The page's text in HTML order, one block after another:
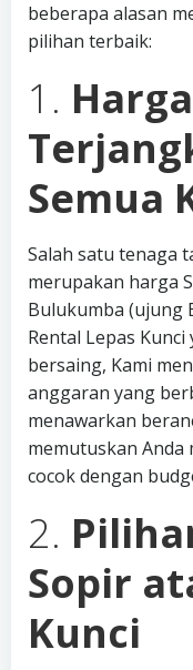
beberapa alasan
pilihan terbaik:
1.
Semua
Salah satu tenaga
merupakan harga
Bulukumba (ujung
Rental Lepas
bersaing, Kami
anggaran yang
menawarkan
memutuskan Anda
cocok dengan
2.
Sopir
Kunci